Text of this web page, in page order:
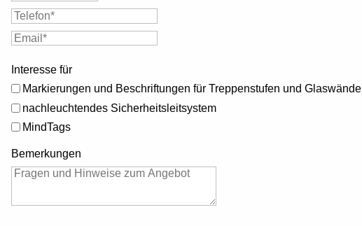
Interesse für
Markierungen und Beschriftungen für Treppenstufen und Glaswände
nachleuchtendes Sicherheitsleitsystem
MindTags
Bemerkungen